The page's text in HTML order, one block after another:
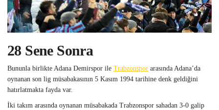
28 Sene Sonra
Bununla birlikte Adana Demirspor ile Trabzonspor arasında Adana’da
oynanan son lig müsabakasının 5 Kasım 1994 tarihine denk geldiğini
hatırlatmakta fayda var.
İki takım arasında oynanan müsabakada Trabzonspor sahadan 3-0 galip